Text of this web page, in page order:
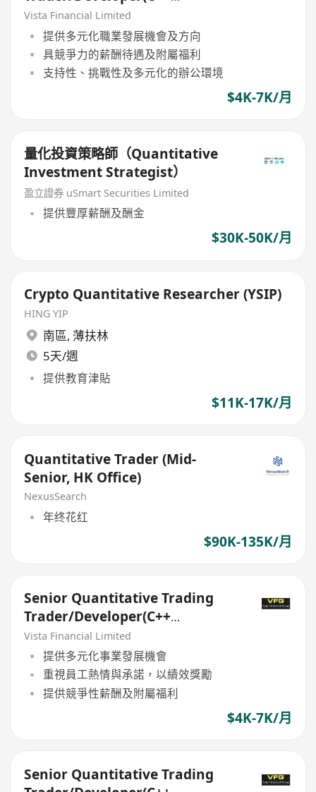
Mandatory)
Vista Financial Limited
提供多元化職業發展機會及方向
具競爭力的薪酬待遇及附屬福利
支持性、挑戰性及多元化的辦公環境
$4K-7K/月
量化投資策略師（Quantitative
Investment Strategist）
盈立證券 uSmart Securities Limited
提供豐厚薪酬及酬金
$30K-50K/月
Crypto Quantitative Researcher (YSIP)
HING YIP
南區, 薄扶林
5天/週
提供教育津貼
$11K-17K/月
Quantitative Trader (Mid-
Senior, HK Office)
NexusSearch
年终花红
$90K-135K/月
Senior Quantitative Trading
Trader/Developer(C++
Mandatory)
Vista Financial Limited
提供多元化事業發展機會
重視員工熱情與承諾，以績效獎勵
提供競爭性薪酬及附屬福利
$4K-7K/月
Senior Quantitative Trading